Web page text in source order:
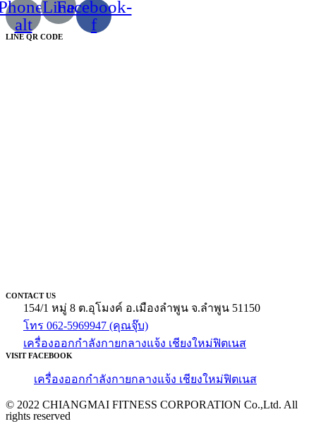
alt
Line
Facebook-
f
LINE QR CODE
CONTACT US
154/1 หมู่ 8 ต.อุโมงค์ อ.เมืองลำพูน จ.ลำพูน 51150
โทร 062-5969947 (คุณจุ๊บ)
เครื่องออกกำลังกายกลางแจ้ง เชียงใหม่ฟิตเนส
VISIT FACEBOOK
เครื่องออกกำลังกายกลางแจ้ง เชียงใหม่ฟิตเนส
© 2022 CHIANGMAI FITNESS CORPORATION Co.,Ltd. All
rights reserved